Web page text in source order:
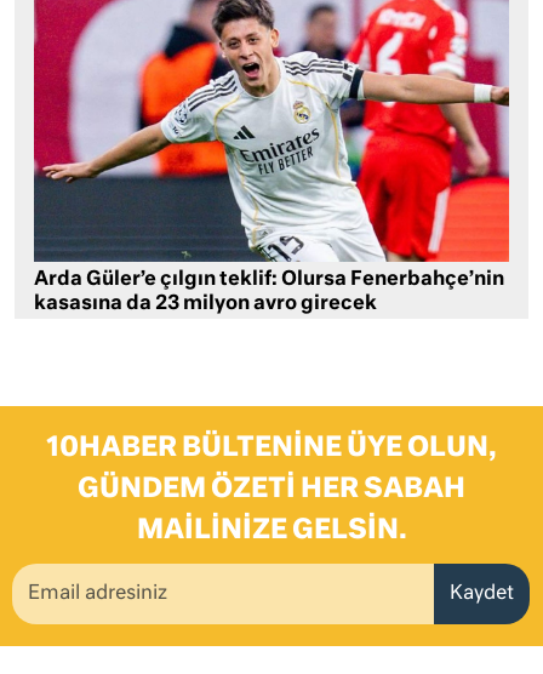
Arda Güler’e çılgın teklif: Olursa Fenerbahçe’nin
kasasına da 23 milyon avro girecek
10HABER BÜLTENINE ÜYE OLUN,
GÜNDEM ÖZETI HER SABAH
MAILINIZE GELSIN.
Kaydet